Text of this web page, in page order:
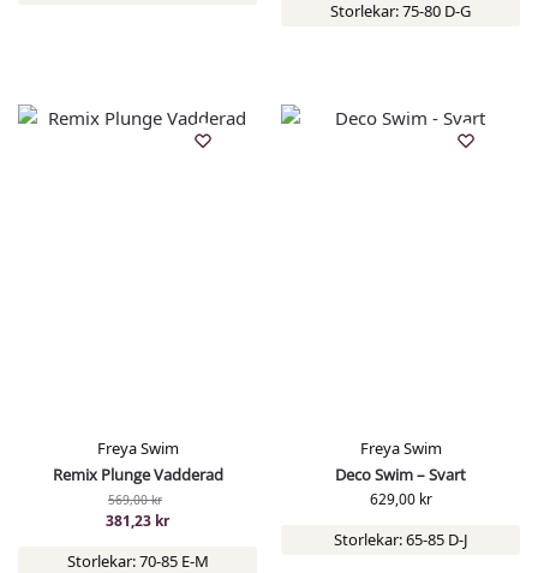
Storlekar: 75-80 D-G
Freya Swim
Remix Plunge Vadderad
569,00kr
381,23 kr
Storlekar: 70-85 E-M
Freya Swim
Deco Swim – Svart
629,00 kr
Storlekar: 65-85 D-J